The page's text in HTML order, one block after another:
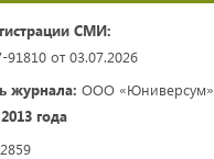
СМИ:
от 03.07.2026
журнала: ООО «Юниверсум»
года